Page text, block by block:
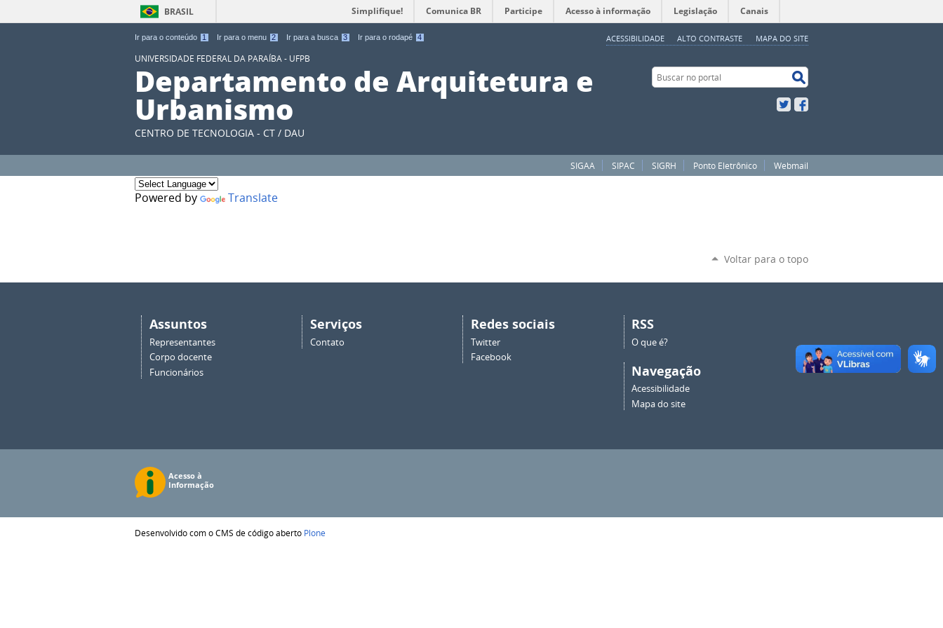
Ir para o conteúdo 1 Ir para o menu 2 Ir para a busca 3 Ir para o rodapé 4 ACESSIBILIDADE ALTO CONTRASTE MAPA DO SITE
BRASIL Simplifique! Comunica BR Participe Acesso à informação Legislação Canais
UNIVERSIDADE FEDERAL DA PARAÍBA - UFPB
Departamento de Arquitetura e
Urbanismo
CENTRO DE TECNOLOGIA - CT / DAU
Buscar no portal
Twitter
SIGAA SIPAC SIGRH Ponto Eletrônico Webmail
Powered by Translate
Voltar para o topo
Assuntos
Representantes
Corpo docente
Funcionários
Serviços
Contato
Redes sociais
Twitter
Facebook
RSS
O que é?
Navegação
Acessibilidade
Mapa do site
Desenvolvido com o CMS de código aberto Plone